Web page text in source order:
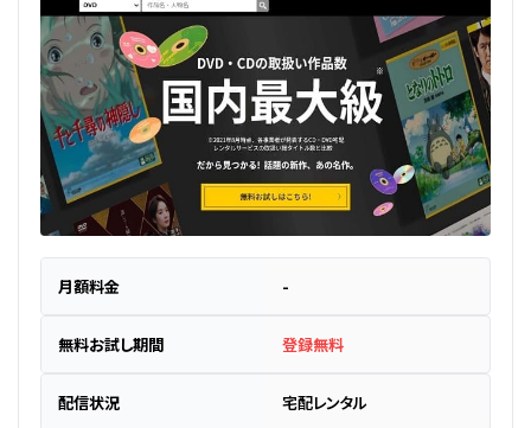
月額料金 -
無料お試し期間 登録無料
配信状況 宅配レンタル